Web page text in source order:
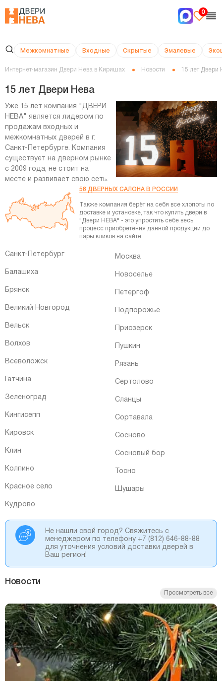
0
Межкомнатные Входные Скрытые Эмалевые
Интернет-магазин Двери Нева в Киришах Новости 15 лет Двери
15 лет Двери Нева
Уже 15 лет компания "ДВЕРИ
НЕВА" является лидером по
продажам входных и
межкомнатных дверей в г.
Санкт-Петербурге. Компания
существует на дверном рынке
с 2009 года, не стоит на
месте и развивает свою сеть.
58 ДВЕРНЫХ САЛОНА В РОССИИ
Также компания берёт на себя все хлопоты по
доставке и установке, так что купить двери в
"Двери НЕВА" - это упростить себе весь
процесс приобретения данной продукции до
пары кликов на сайте.
Санкт-Петербург
Балашиха
Брянск
Великий Новгород
Вельск
Волхов
Всеволожск
Гатчина
Зеленоград
Кингисепп
Кировск
Клин
Колпино
Красное село
Кудрово
Москва
Новоселье
Петергоф
Подпорожье
Приозерск
Пушкин
Рязань
Сертолово
Сланцы
Сортавала
Сосново
Сосновый бор
Тосно
Шушары
Не нашли свой город? Свяжитесь с
менеджером по телефону +7 (812) 646-88-88
для уточнения условий доставки дверей в
Ваш регион!
Новости
Просмотреть все